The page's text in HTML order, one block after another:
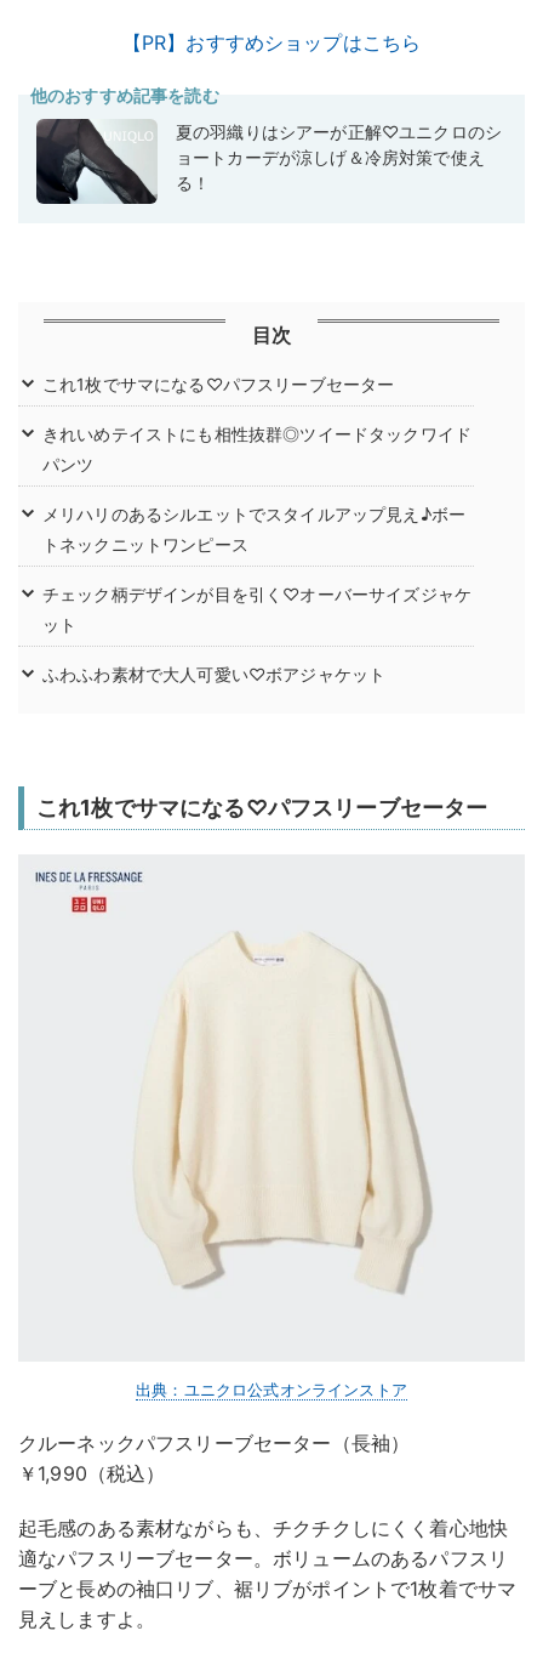
【PR】おすすめショップはこちら
他のおすすめ記事を読む
夏の羽織りはシアーが正解♡ユニクロのシ
ョートカーデが涼しげ＆冷房対策で使え
る！
目次
これ1枚でサマになる♡パフスリーブセーター
きれいめテイストにも相性抜群◎ツイードタックワイド
パンツ
メリハリのあるシルエットでスタイルアップ見え♪ボー
トネックニットワンピース
チェック柄デザインが目を引く♡オーバーサイズジャケ
ット
ふわふわ素材で大人可愛い♡ボアジャケット
これ1枚でサマになる♡パフスリーブセーター
出典：ユニクロ公式オンラインストア
クルーネックパフスリーブセーター（長袖）
￥1,990（税込）
起毛感のある素材ながらも、チクチクしにくく着心地快
適なパフスリーブセーター。ボリュームのあるパフスリ
ーブと長めの袖口リブ、裾リブがポイントで1枚着でサマ
見えしますよ。